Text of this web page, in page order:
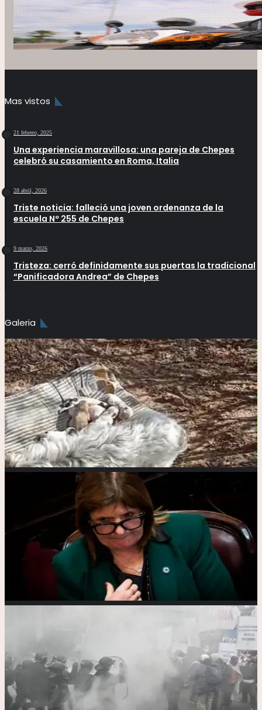
Mas vistos
21 febrero, 2025
Una experiencia maravillosa: una pareja de Chepes
celebró su casamiento en Roma, Italia
28 abril, 2026
Triste noticia: falleció una joven ordenanza de la
escuela Nº 255 de Chepes
9 marzo, 2026
Tristeza: cerró definidamente sus puertas la tradicional
“Panificadora Andrea” de Chepes
Galeria